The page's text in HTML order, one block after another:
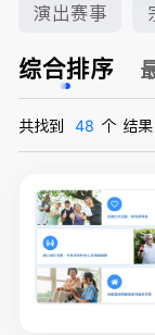
演出赛事
综合排序
共找到 48 个 结果